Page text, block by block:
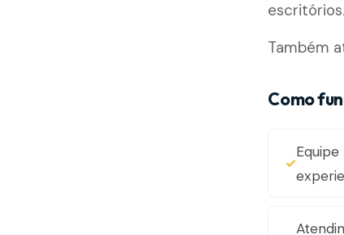
escritórios.
Também
Como